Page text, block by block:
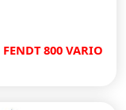
800 VARIO